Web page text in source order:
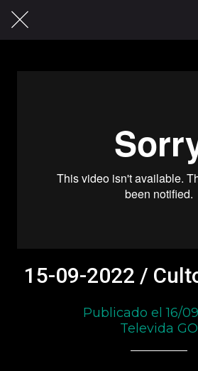
15-09-2022 /
Publicado el 16/
Televida GO